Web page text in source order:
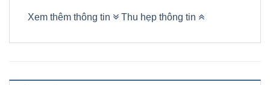
Xem thêm thông tin Thu hẹp thông tin